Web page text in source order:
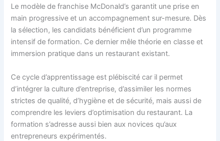
Le modèle de franchise McDonald’s garantit une prise en
main progressive et un accompagnement sur-mesure. Dès
la sélection, les candidats bénéficient d’un programme
intensif de formation. Ce dernier mêle théorie en classe et
immersion pratique dans un restaurant existant.
Ce cycle d’apprentissage est plébiscité car il permet
d’intégrer la culture d’entreprise, d’assimiler les normes
strictes de qualité, d’hygiène et de sécurité, mais aussi de
comprendre les leviers d’optimisation du restaurant. La
formation s’adresse aussi bien aux novices qu’aux
entrepreneurs expérimentés.